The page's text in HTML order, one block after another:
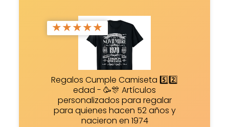
★★★★★
Regalos Cumple Camiseta 5️⃣2️⃣
edad - 🥳🎊 Artículos
personalizados para regalar
para quienes hacen 52 años y
nacieron en 1974